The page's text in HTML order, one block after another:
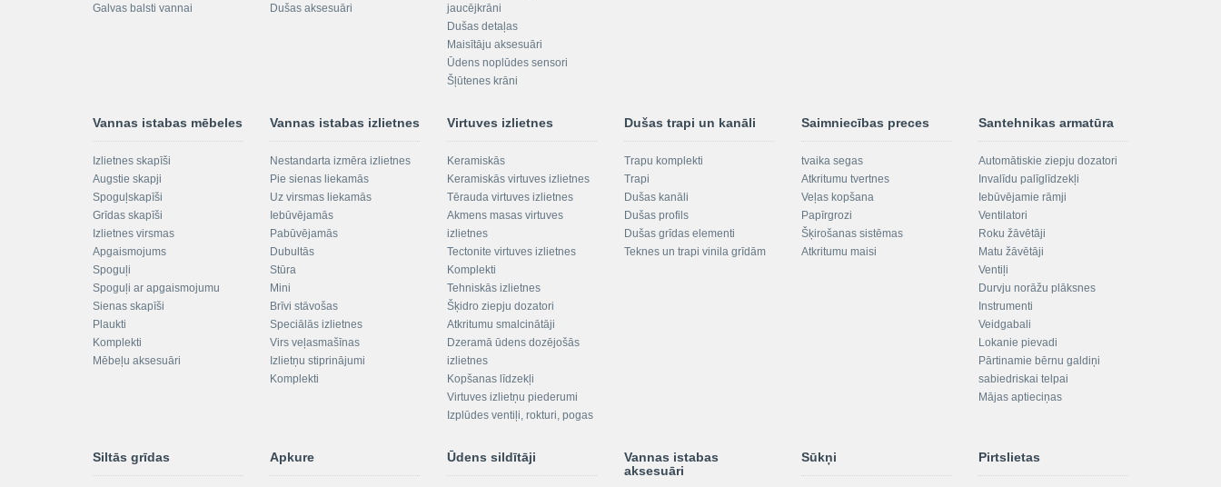
Galvas balsti vannai
Dušas aksesuāri
jaucējkrāni
Dušas detaļas
Maisītāju aksesuāri
Ūdens noplūdes sensori
Šļūtenes krāni
Vannas istabas mēbeles
Izlietnes skapīši
Augstie skapji
Spoguļskapīši
Grīdas skapīši
Izlietnes virsmas
Apgaismojums
Spoguļi
Spoguļi ar apgaismojumu
Sienas skapīši
Plaukti
Komplekti
Mēbeļu aksesuāri
Vannas istabas izlietnes
Nestandarta izmēra izlietnes
Pie sienas liekamās
Uz virsmas liekamās
Iebūvējamās
Pabūvējamās
Dubultās
Stūra
Mini
Brīvi stāvošas
Speciālās izlietnes
Virs veļasmašīnas
Izlietņu stiprinājumi
Komplekti
Virtuves izlietnes
Keramiskās
Keramiskās virtuves izlietnes
Tērauda virtuves izlietnes
Akmens masas virtuves
izlietnes
Tectonite virtuves izlietnes
Komplekti
Tehniskās izlietnes
Šķidro ziepju dozatori
Atkritumu smalcinātāji
Dzeramā ūdens dozējošās
izlietnes
Kopšanas līdzekļi
Virtuves izlietņu piederumi
Izplūdes ventiļi, rokturi, pogas
Dušas trapi un kanāli
Trapu komplekti
Trapi
Dušas kanāli
Dušas profils
Dušas grīdas elementi
Teknes un trapi vinila grīdām
Saimniecības preces
tvaika segas
Atkritumu tvertnes
Veļas kopšana
Papīrgrozi
Šķirošanas sistēmas
Atkritumu maisi
Santehnikas armatūra
Automātiskie ziepju dozatori
Invalīdu palīglīdzekļi
Iebūvējamie rāmji
Ventilatori
Roku žāvētāji
Matu žāvētāji
Ventiļi
Durvju norāžu plāksnes
Instrumenti
Veidgabali
Lokanie pievadi
Pārtinamie bērnu galdiņi
sabiedriskai telpai
Mājas aptieciņas
Siltās grīdas Apkure Ūdens sildītāji
Vannas istabas
aksesuāri
Sūkņi Pirtslietas